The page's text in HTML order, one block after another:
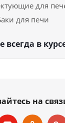
Подробнее
для
для печи
всегда в
на